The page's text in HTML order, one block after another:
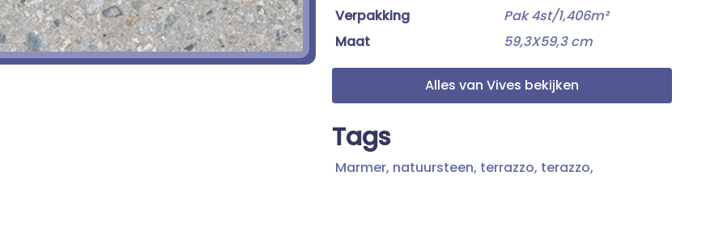
Verpakking
Pak 4st/1,406m²
Maat
59,3X59,3 cm
Alles van Vives bekijken
Tags
Marmer, natuursteen, terrazzo, terazzo,